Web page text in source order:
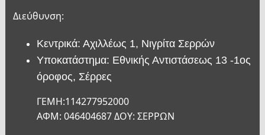
Διεύθυνση:
Κεντρικά: Αχιλλέως 1, Νιγρίτα Σερρών
Υποκατάστημα: Εθνικής Αντιστάσεως 13 -1ος
όροφος, Σέρρες
ΓΕΜΗ:114277952000
ΑΦΜ: 046404687 ΔΟΥ: ΣΕΡΡΩΝ